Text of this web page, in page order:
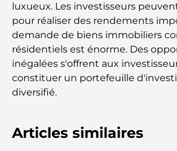
luxueux. Les investisseurs
pour réaliser des rendements
demande de biens immobiliers
résidentiels est énorme. Des
inégalées s'offrent aux
constituer un portefeuille
diversifié.
Articles similaires